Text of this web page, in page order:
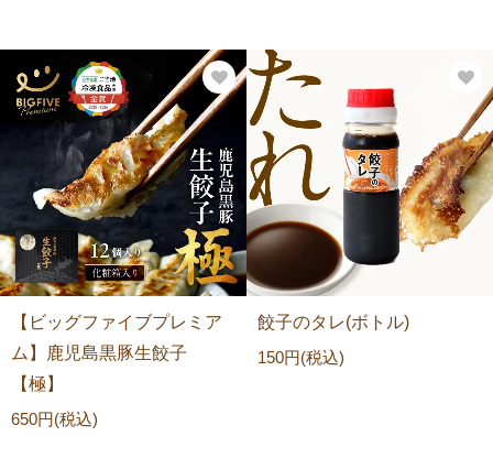
【ビッグファイブプレミア
ム】鹿児島黒豚生餃子
【極】
650円(税込)
餃子のタレ(ボトル)
150円(税込)